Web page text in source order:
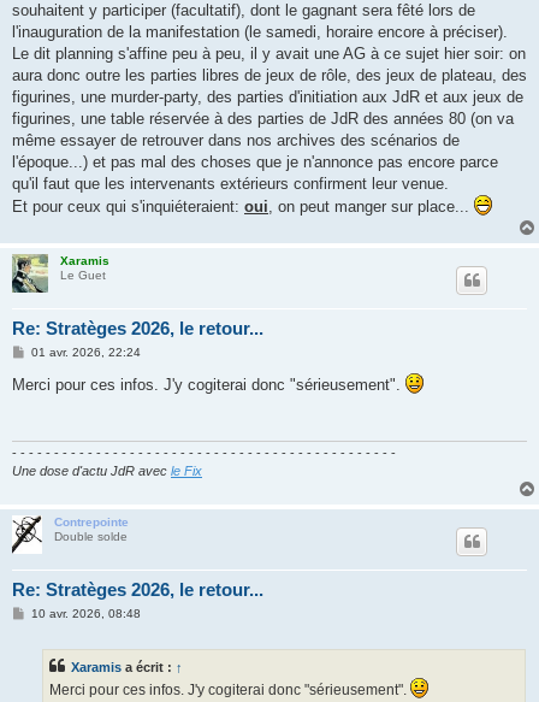
souhaitent y participer (facultatif), dont le gagnant sera fêté lors de
l'inauguration de la manifestation (le samedi, horaire encore à préciser).
Le dit planning s'affine peu à peu, il y avait une AG à ce sujet hier soir: on
aura donc outre les parties libres de jeux de rôle, des jeux de plateau, des
figurines, une murder-party, des parties d'initiation aux JdR et aux jeux de
figurines, une table réservée à des parties de JdR des années 80 (on va
même essayer de retrouver dans nos archives des scénarios de
l'époque...) et pas mal des choses que je n'annonce pas encore parce
qu'il faut que les intervenants extérieurs confirment leur venue.
Et pour ceux qui s'inquiéteraient: oui, on peut manger sur place...
Xaramis
Le Guet
Re: Stratèges 2026, le retour...
M
s
s
01 avr. 2026, 22:24
Merci pour ces infos. J'y cogiterai donc "sérieusement".
- - - - - - - - - - - - - - - - - - - - - - - - - - - - - - - - - - - - - - - - - - - - - -
Une dose d'actu JdR avec le Fix
Contrepointe
Double solde
Re: Stratèges 2026, le retour...
M10 avr. 2026, 08:48
Xaramis a écrit : ↑
Merci pour ces infos. J'y cogiterai donc "sérieusement".